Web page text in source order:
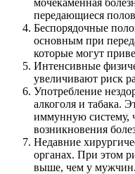
мочекаменная
передающиеся
Беспорядочные
основным при
которые могут
Интенсивные
увеличивают риск
Употребление
алкоголя и табака.
иммунную систему,
возникновения
Недавние
органах. При этом
выше, чем у мужчин.